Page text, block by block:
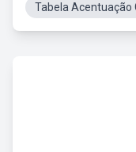
Tabela Acentuação